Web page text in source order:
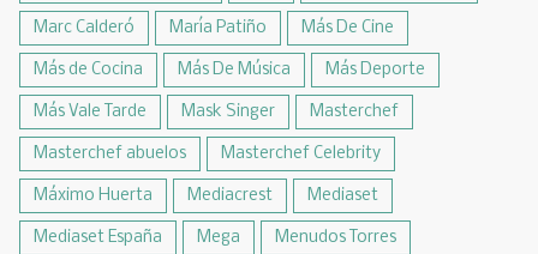
Marc Calderó María Patiño Más De Cine
Más de Cocina Más De Música Más Deporte
Más Vale Tarde Mask Singer Masterchef
Masterchef abuelos Masterchef Celebrity
Máximo Huerta Mediacrest Mediaset
Mediaset España Mega Menudos Torres